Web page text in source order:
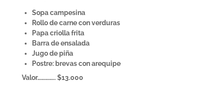
Sopa campesina
Rollo de carne con verduras
Papa criolla frita
Barra de ensalada
Jugo de piña
Postre: brevas con arequipe
Valor………….. $13.000